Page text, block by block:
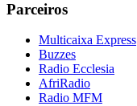
Parceiros
Multicaixa Express
Buzzes
Radio Ecclesia
AfriRadio
Radio MFM